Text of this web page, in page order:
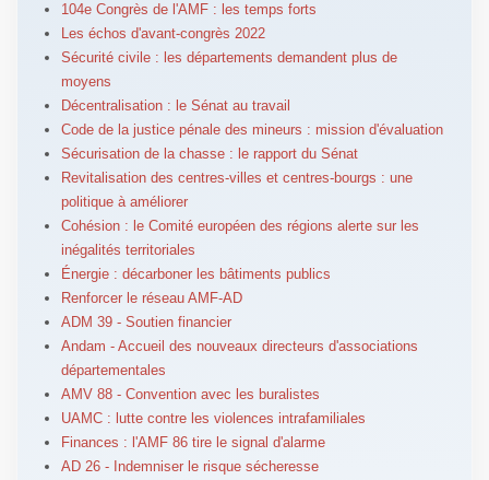
104e Congrès de l'AMF : les temps forts
Les échos d'avant-congrès 2022
Sécurité civile : les départements demandent plus de
moyens
Décentralisation : le Sénat au travail
Code de la justice pénale des mineurs : mission d'évaluation
Sécurisation de la chasse : le rapport du Sénat
Revitalisation des centres-villes et centres-bourgs : une
politique à améliorer
Cohésion : le Comité européen des régions alerte sur les
inégalités territoriales
Énergie : décarboner les bâtiments publics
Renforcer le réseau AMF-AD
ADM 39 - Soutien financier
Andam - Accueil des nouveaux directeurs d'associations
départementales
AMV 88 - Convention avec les buralistes
UAMC : lutte contre les violences intrafamiliales
Finances : l'AMF 86 tire le signal d'alarme
AD 26 - Indemniser le risque sécheresse